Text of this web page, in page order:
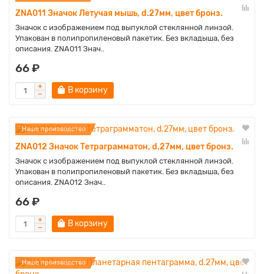
ZNA011 Значок Летучая мышь, d.27мм, цвет бронз.
Значок с изображением под выпуклой стеклянной линзой.
Упакован в полипропиленовый пакетик. Без вкладыша, без
описания. ZNA011 Знач..
66 ₽
В корзину
Наше производство
ZNA012 Значок Тетраграмматон, d.27мм, цвет бронз.
Значок с изображением под выпуклой стеклянной линзой.
Упакован в полипропиленовый пакетик. Без вкладыша, без
описания. ZNA012 Знач..
66 ₽
В корзину
Наше производство